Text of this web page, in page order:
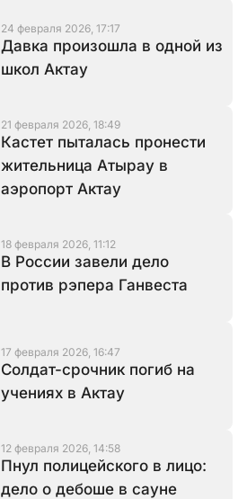
24 февраля 2026, 17:17
Давка произошла в одной из
школ Актау
21 февраля 2026, 18:49
Кастет пыталась пронести
жительница Атырау в
аэропорт Актау
18 февраля 2026, 11:12
В России завели дело
против рэпера Ганвеста
17 февраля 2026, 16:47
Солдат-срочник погиб на
учениях в Актау
12 февраля 2026, 14:58
Пнул полицейского в лицо:
дело о дебоше в сауне